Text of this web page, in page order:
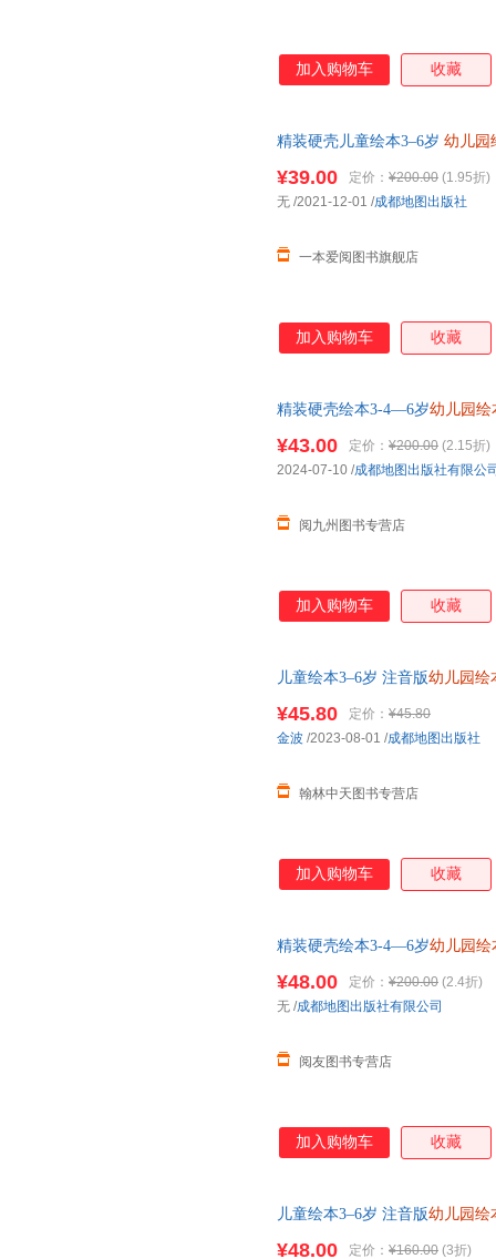
加入购物车 收藏
精装硬壳儿童绘本3–6岁 幼儿园
¥39.00 定价： ¥200.00 (1.95折)
一本爱阅图书旗舰店
无 /2021-12-01 /成都地图出版社
加入购物车 收藏
精装硬壳绘本3-4—6岁幼儿园绘
¥43.00 定价： ¥200.00 (2.15折)
阅九州图书专营店
2024-07-10 /成都地图出版社有限公
加入购物车 收藏
儿童绘本3–6岁 注音版幼儿园绘
¥45.80 定价： ¥45.80
翰林中天图书专营店
金波 /2023-08-01 /成都地图出版社
加入购物车 收藏
精装硬壳绘本3-4—6岁幼儿园绘
¥48.00 定价： ¥200.00 (2.4折)
阅友图书专营店
无 /成都地图出版社有限公司
加入购物车 收藏
儿童绘本3–6岁 注音版幼儿园绘
¥48.00 定价： ¥160.00 (3折)